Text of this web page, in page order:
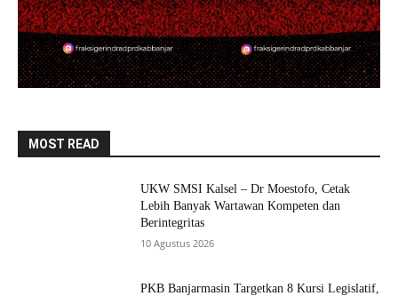
MOST READ
UKW SMSI Kalsel – Dr Moestofo, Cetak
Lebih Banyak Wartawan Kompeten dan
Berintegritas
10 Agustus 2026
PKB Banjarmasin Targetkan 8 Kursi Legislatif,